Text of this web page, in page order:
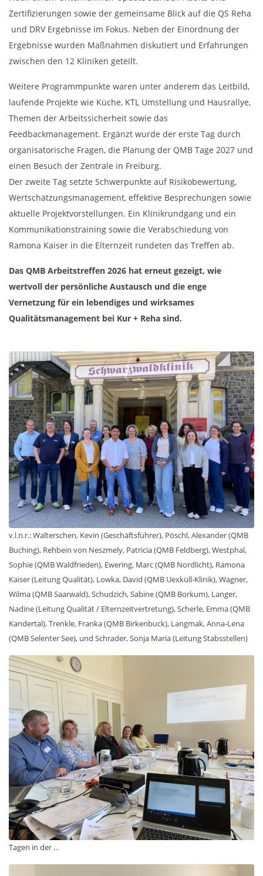
Zertifizierungen sowie der gemeinsame Blick auf die QS Reha
und DRV Ergebnisse im Fokus. Neben der Einordnung der
Ergebnisse wurden Maßnahmen diskutiert und Erfahrungen
zwischen den 12 Kliniken geteilt.
Weitere Programmpunkte waren unter anderem das Leitbild,
laufende Projekte wie Küche, KTL Umstellung und Hausrallye,
Themen der Arbeitssicherheit sowie das
Feedbackmanagement. Ergänzt wurde der erste Tag durch
organisatorische Fragen, die Planung der QMB Tage 2027 und
einen Besuch der Zentrale in Freiburg.
Der zweite Tag setzte Schwerpunkte auf Risikobewertung,
Wertschätzungsmanagement, effektive Besprechungen sowie
aktuelle Projektvorstellungen. Ein Klinikrundgang und ein
Kommunikationstraining sowie die Verabschiedung von
Ramona Kaiser in die Elternzeit rundeten das Treffen ab.
Das QMB Arbeitstreffen 2026 hat erneut gezeigt, wie
wertvoll der persönliche Austausch und die enge
Vernetzung für ein lebendiges und wirksames
Qualitätsmanagement bei Kur + Reha sind.
v.l.n.r.: Walterschen, Kevin (Geschäftsführer), Pöschl, Alexander (QMB
Buching), Rehbein von Neszmely, Patricia (QMB Feldberg), Westphal,
Sophie (QMB Waldfrieden), Ewering, Marc (QMB Nordlicht), Ramona
Kaiser (Leitung Qualität), Lowka, David (QMB Uexküll-Klinik), Wagner,
Wilma (QMB Saarwald), Schudzich, Sabine (QMB Borkum), Langer,
Nadine (Leitung Qualität / Elternzeitvertretung), Scherle, Emma (QMB
Kandertal), Trenkle, Franka (QMB Birkenbuck), Langmak, Anna-Lena
(QMB Selenter See), und Schrader, Sonja Maria (Leitung Stabsstellen)
Tagen in der ...